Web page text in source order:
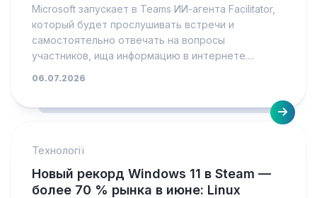
Microsoft запускает в Teams ИИ-агента Facilitator,
который будет прослушивать встречи и
самостоятельно отвечать на вопросы
участников, ища информацию в интернете....
06.07.2026
Технології
Новый рекорд Windows 11 в Steam —
более 70 % рынка в июне: Linux